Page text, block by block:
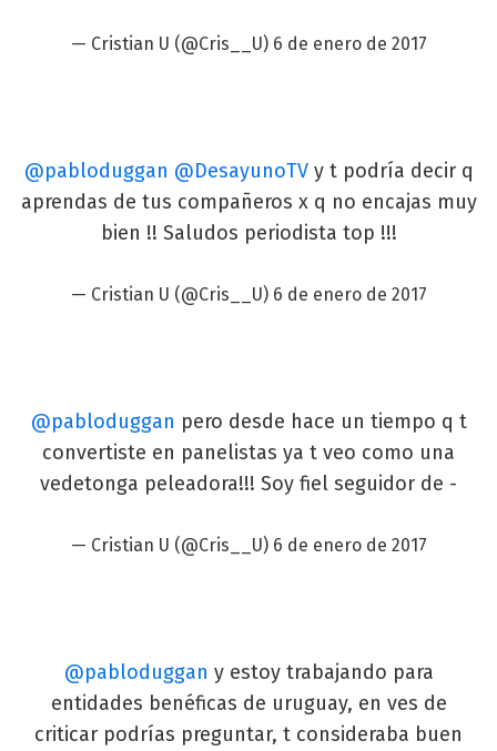
— Cristian U (@Cris__U) 6 de enero de 2017
@pabloduggan @DesayunoTVy t podría decir q
aprendas de tus compañeros x q no encajas muy
bien !! Saludos periodista top !!!
— Cristian U (@Cris__U) 6 de enero de 2017
@pabloduggan pero desde hace un tiempo q t
convertiste en panelistas ya t veo como una
vedetonga peleadora!!! Soy fiel seguidor de -
— Cristian U (@Cris__U) 6 de enero de 2017
@pabloduggan y estoy trabajando para
entidades benéficas de uruguay, en ves de
criticar podrías preguntar, t consideraba buen